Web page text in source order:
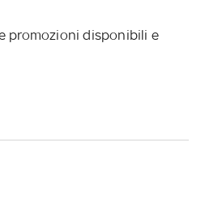
promozioni disponibili e